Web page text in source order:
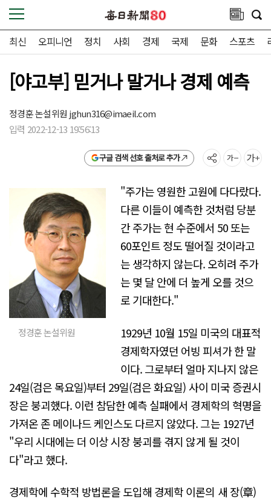
최신 오피니언 정치 사회 경제 국제 문화 스포츠
[야고부] 믿거나 말거나 경제 예측
정경훈 논설위원 jghun316@imaeil.com
입력 2022-12-13 19:56:13
구글 검색 선호 출처로 추가
정경훈 논설위원
"주가는 영원한 고원에 다다랐다.
다른 이들이 예측한 것처럼 당분
간 주가는 현 수준에서 50 또는
60포인트 정도 떨어질 것이라고
는 생각하지 않는다. 오히려 주가
는 몇 달 안에 더 높게 오를 것으
로 기대한다."
1929년 10월 15일 미국의 대표적
경제학자였던 어빙 피셔가 한 말
이다. 그로부터 얼마 지나지 않은
24일(검은 목요일)부터 29일(검은 화요일) 사이 미국 증권시
장은 붕괴했다. 이런 참담한 예측 실패에서 경제학의 혁명을
가져온 존 메이나드 케인스도 다르지 않았다. 그는 1927년
"우리 시대에는 더 이상 시장 붕괴를 겪지 않게 될 것이
다"라고 했다.
경제학에 수학적 방법론을 도입해 경제학 이론의 새 장(章)